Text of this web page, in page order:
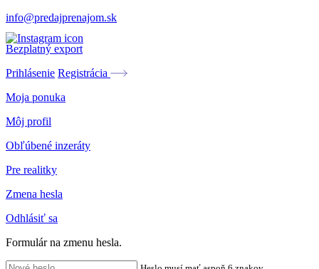
info@predajprenajom.sk
Bezplatný export
Prihlásenie Registrácia
Moja ponuka
Môj profil
Obľúbené inzeráty
Pre realitky
Zmena hesla
Odhlásiť sa
Formulár na zmenu hesla.